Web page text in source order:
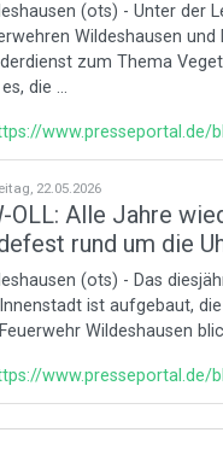
(ots) - Unter der
Wildeshausen
zum Thema
die ...
www.presseportal.de/
22.05.2026
OLL: Alle Jahre
rund um die
(ots) - Das
ist aufgebaut,
Wildeshausen